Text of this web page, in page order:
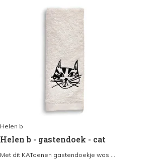
Helen b
Helen b - gastendoek - cat
Met dit KAToenen gastendoekje was ...